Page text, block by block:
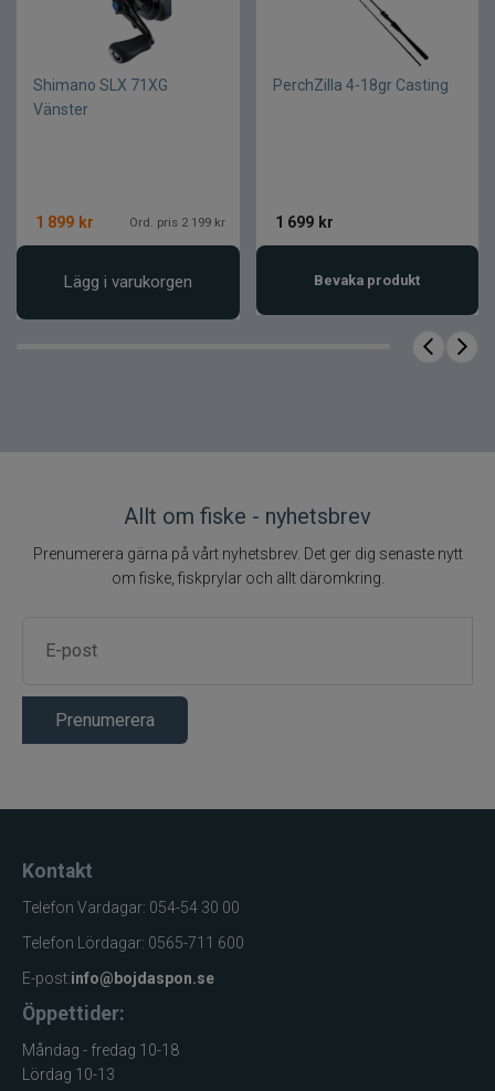
Shimano SLX 71XG
Vänster
1 899 kr Ord. pris 2 199 kr
Lägg i varukorgen
PerchZilla 4-18gr Casting
1 699 kr
Bevaka produkt
Allt om fiske - nyhetsbrev
Prenumerera gärna på vårt nyhetsbrev. Det ger dig senaste nytt
om fiske, fiskprylar och allt däromkring.
Prenumerera
Kontakt
Telefon Vardagar: 054-54 30 00
Telefon Lördagar: 0565-711 600
E-post:info@bojdaspon.se
Öppettider:
Måndag - fredag 10-18
Lördag 10-13